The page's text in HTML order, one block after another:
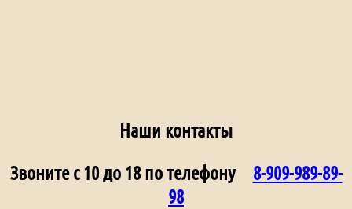
Наши контакты
Звоните с 10 до 18 по телефону
8-909-989-89-
98